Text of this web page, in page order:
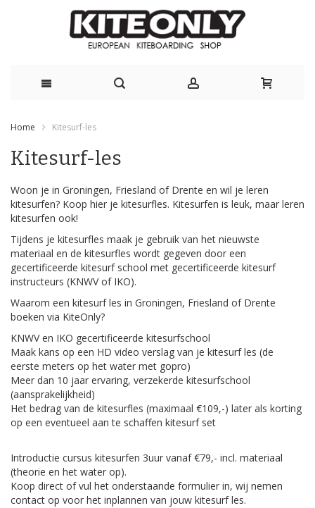
Content
Home Kitesurf-les
Kitesurf-les
Woon je in Groningen, Friesland of Drente en wil je leren
kitesurfen? Koop hier je kitesurfles. Kitesurfen is leuk, maar leren
kitesurfen ook!
Tijdens je kitesurfles maak je gebruik van het nieuwste
materiaal en de kitesurfles wordt gegeven door een
gecertificeerde kitesurf school met gecertificeerde kitesurf
instructeurs (KNWV of IKO).
Waarom een kitesurf les in Groningen, Friesland of Drente
boeken via KiteOnly?
KNWV en IKO gecertificeerde kitesurfschool
Maak kans op een HD video verslag van je kitesurf les (de
eerste meters op het water met gopro)
Meer dan 10 jaar ervaring, verzekerde kitesurfschool
(aansprakelijkheid)
Het bedrag van de kitesurfles (maximaal €109,-) later als korting
op een eventueel aan te schaffen kitesurf set
Introductie cursus kitesurfen 3uur vanaf €79,- incl. materiaal
(theorie en het water op).
Koop direct of vul het onderstaande formulier in, wij nemen
contact op voor het inplannen van jouw kitesurf les.